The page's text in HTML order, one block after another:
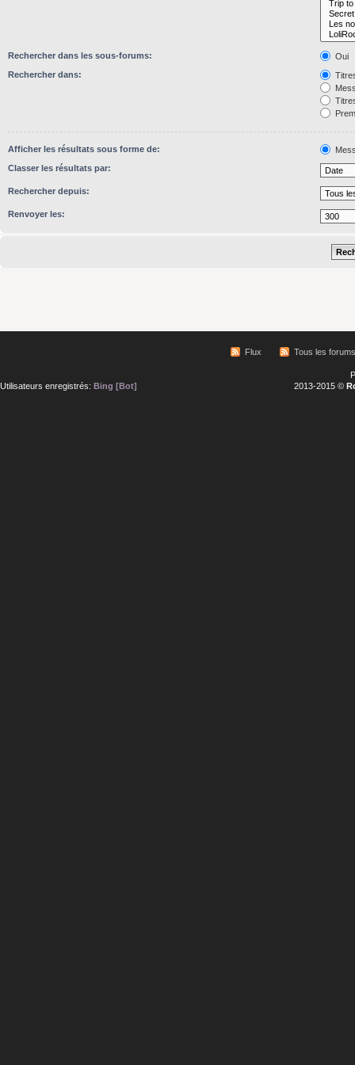
Rechercher dans les sous-forums:
Oui
Rechercher dans:
Afficher les résultats sous forme de:
Classer les résultats par:
Rechercher depuis:
Renvoyer les:
Flux Tous les forums
Utilisateurs enregistrés: Bing [Bot]
2013-2015 ©